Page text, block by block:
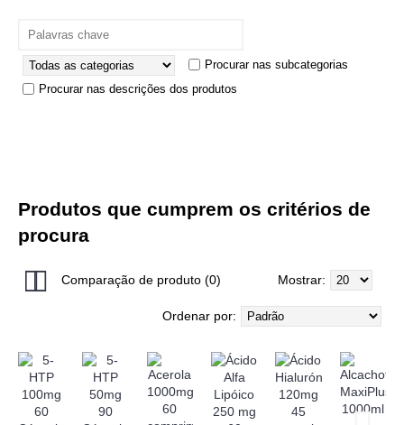
Procurar nas subcategorias
Procurar nas descrições dos produtos
Produtos que cumprem os critérios de
procura
Comparação de produto (0) Mostrar:
Ordenar por: